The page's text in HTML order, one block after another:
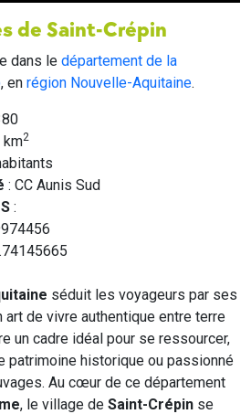
de Saint-Crépin
dans le département de la
, en région Nouvelle-Aquitaine.
km2
: CC Aunis Sud
:
séduit les voyageurs par ses
de vivre authentique entre terre
un cadre idéal pour se ressourcer,
patrimoine historique ou passionné
Au cœur de ce département
, le village de Saint-Crépin se